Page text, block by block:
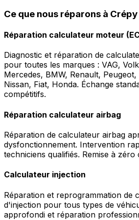
Ce que nous réparons à Crépy
Réparation calculateur moteur
Diagnostic et réparation de
pour toutes les marques : VAG,
Mercedes, BMW, Renault,
Nissan, Fiat, Honda. Échange
compétitifs.
Réparation calculateur airbag
Réparation de calculateur airbag
dysfonctionnement. Intervention
techniciens qualifiés. Remise à zéro
Calculateur injection
Réparation et reprogrammation de
d'injection pour tous types de
approfondi et réparation